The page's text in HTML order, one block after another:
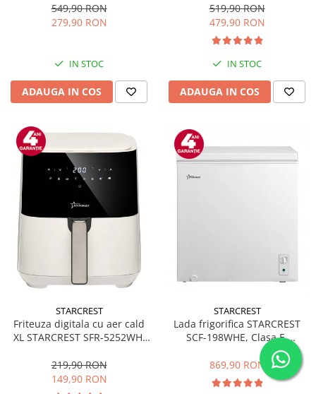
Programe predefinite,
Interfata digitala, Negru
549,90 RON
279,90 RON
IN STOC
ADAUGA IN COS
519,90 RON
479,90 RON
IN STOC
ADAUGA IN COS
STARCREST
Friteuza digitala cu aer cald
XL STARCREST SFR-5252WH,
200 °C, 8 programe
predefinite, Alb
219,90 RON
149,90 RON
STARCREST
Lada frigorifica STARCREST
SCF-198WHE, Clasa E,
Capacitate 198L, Sistem
convertibil - functie frigider,
Termostat reglabil, Alb
869,90 RON